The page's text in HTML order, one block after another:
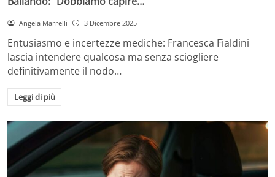
Angela Marrelli 3 Dicembre 2025
Entusiasmo e incertezze mediche: Francesca Fialdini
lascia intendere qualcosa ma senza sciogliere
definitivamente il nodo…
Leggi di più